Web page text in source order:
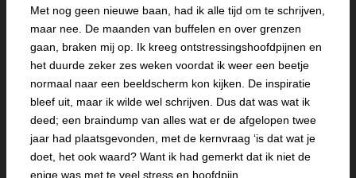
Met nog geen nieuwe baan, had ik alle tijd om te schrijven,
maar nee. De maanden van buffelen en over grenzen
gaan, braken mij op. Ik kreeg ontstressingshoofdpijnen en
het duurde zeker zes weken voordat ik weer een beetje
normaal naar een beeldscherm kon kijken. De inspiratie
bleef uit, maar ik wilde wel schrijven. Dus dat was wat ik
deed; een braindump van alles wat er de afgelopen twee
jaar had plaatsgevonden, met de kernvraag ‘is dat wat je
doet, het ook waard? Want ik had gemerkt dat ik niet de
enige was met te veel stress en hoofdpijn.